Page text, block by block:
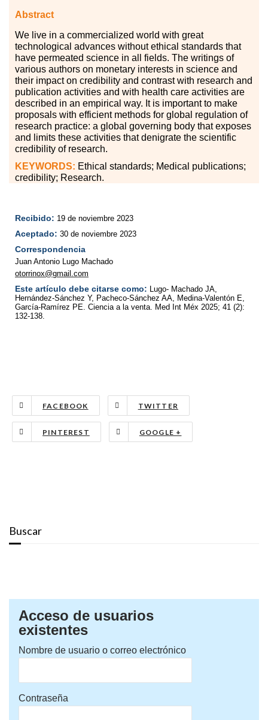
Abstract
We live in a commercialized world with great
technological advances without ethical standards that
have permeated science in all fields. The writings of
various authors on monetary interests in science and
their impact on credibility and contrast with research and
publication activities and with health care activities are
described in an empirical way. It is important to make
proposals with efficient methods for global regulation of
research practice: a global governing body that exposes
and limits these activities that denigrate the scientific
credibility of research.
KEYWORDS: Ethical standards; Medical publications;
credibility; Research.
Recibido: 19 de noviembre 2023
Aceptado: 30 de noviembre 2023
Correspondencia
Juan Antonio Lugo Machado
otorrinox@gmail.com
Este artículo debe citarse como: Lugo- Machado JA,
Hernández-Sánchez Y, Pacheco-Sánchez AA, Medina-Valentón E,
García-Ramírez PE. Ciencia a la venta. Med Int Méx 2025; 41 (2):
132-138.
FACEBOOK TWITTER
PINTEREST GOOGLE +
Buscar
Acceso de usuarios
existentes
Nombre de usuario o correo electrónico
Contraseña